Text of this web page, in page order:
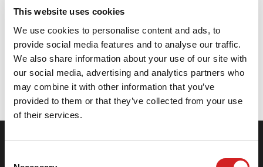
This website uses cookies
We use cookies to personalise content and ads, to
provide social media features and to analyse our traffic.
We also share information about your use of our site with
our social media, advertising and analytics partners who
may combine it with other information that you’ve
provided to them or that they’ve collected from your use
of their services.
Ottime prestazioni di frenata sul bagnato
Bassa rumorosità e elevato confort di guida
Autovettura
Specifiche
SEGUICI SU INSTAGRAM